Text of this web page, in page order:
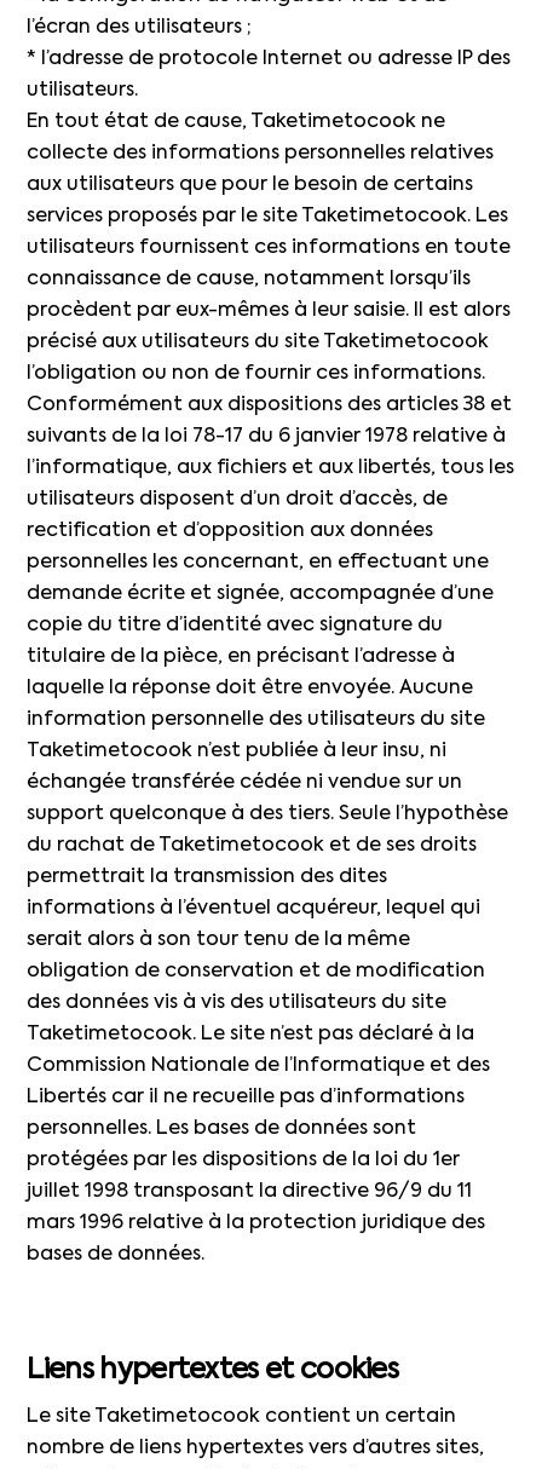
l’écran des utilisateurs ;
* l’adresse de protocole Internet ou adresse IP des
utilisateurs.
En tout état de cause, Taketimetocook ne
collecte des informations personnelles relatives
aux utilisateurs que pour le besoin de certains
services proposés par le site Taketimetocook. Les
utilisateurs fournissent ces informations en toute
connaissance de cause, notamment lorsqu’ils
procèdent par eux-mêmes à leur saisie. Il est alors
précisé aux utilisateurs du site Taketimetocook
l’obligation ou non de fournir ces informations.
Conformément aux dispositions des articles 38 et
suivants de la loi 78-17 du 6 janvier 1978 relative à
l’informatique, aux fichiers et aux libertés, tous les
utilisateurs disposent d’un droit d’accès, de
rectification et d’opposition aux données
personnelles les concernant, en effectuant une
demande écrite et signée, accompagnée d’une
copie du titre d’identité avec signature du
titulaire de la pièce, en précisant l’adresse à
laquelle la réponse doit être envoyée. Aucune
information personnelle des utilisateurs du site
Taketimetocook n’est publiée à leur insu, ni
échangée transférée cédée ni vendue sur un
support quelconque à des tiers. Seule l’hypothèse
du rachat de Taketimetocook et de ses droits
permettrait la transmission des dites
informations à l’éventuel acquéreur, lequel qui
serait alors à son tour tenu de la même
obligation de conservation et de modification
des données vis à vis des utilisateurs du site
Taketimetocook. Le site n’est pas déclaré à la
Commission Nationale de l’Informatique et des
Libertés car il ne recueille pas d’informations
personnelles. Les bases de données sont
protégées par les dispositions de la loi du 1er
juillet 1998 transposant la directive 96/9 du 11
mars 1996 relative à la protection juridique des
bases de données.
Liens hypertextes et cookies
Le site Taketimetocook contient un certain
nombre de liens hypertextes vers d’autres sites,